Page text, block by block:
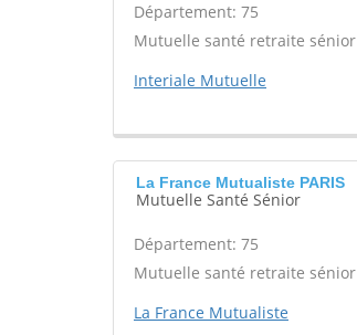
Département: 75
Mutuelle santé retraite sénior
Interiale Mutuelle
La France Mutualiste PARIS
Mutuelle Santé Sénior
Département: 75
Mutuelle santé retraite sénior
La France Mutualiste